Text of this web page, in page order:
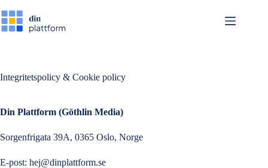
till
innehåll
Integritetspolicy & Cookie policy
Din Plattform (Göthlin Media)
Sorgenfrigata 39A, 0365 Oslo, Norge
E-post: hej@dinplattform.se